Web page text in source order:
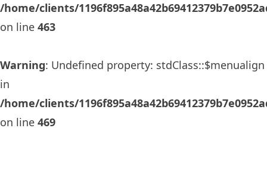
/home/clients/
on line 463
Warning: Undefined property: stdClass::$menualign
in
/home/clients/
on line 469